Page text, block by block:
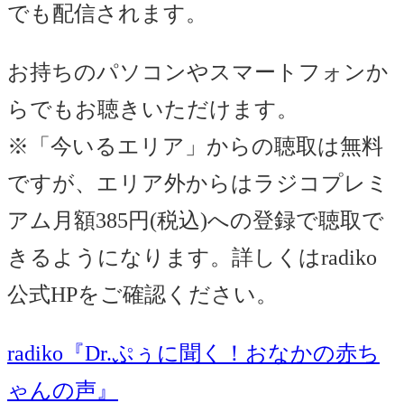
でも配信されます。
お持ちのパソコンやスマートフォンか
らでもお聴きいただけます。
※「今いるエリア」からの聴取は無料
ですが、エリア外からはラジコプレミ
アム月額385円(税込)への登録で聴取で
きるようになります。詳しくはradiko
公式HPをご確認ください。
radiko『Dr.ぷぅに聞く！おなかの赤ち
ゃんの声』